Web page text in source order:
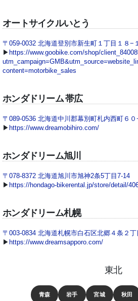
オートサイクルいとう
〒059-0032 北海道登別市新生町１丁目１８−
▶ https://www.goobike.com/shop/
content=motorbike_sales
ホンダドリーム 帯広
〒089-0536 北海道中川郡幕別町札内西町６０
▶ https://www.dreamobihiro.com/
ホンダドリーム旭川
〒078-8372 北海道旭川市旭神2条5丁目7-14
▶ https://hondago-bikerental.jp/store/detail/
ホンダドリーム札幌
〒003-0834 北海道札幌市白石区北郷４条２丁
▶ https://www.dreamsapporo.com/
東北
青森 岩手 宮城 秋田